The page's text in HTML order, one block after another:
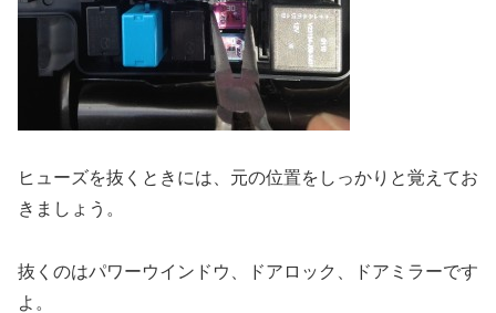
ヒューズを抜くときには、元の位置をしっかりと覚えてお
きましょう。
抜くのはパワーウインドウ、ドアロック、ドアミラーです
よ。